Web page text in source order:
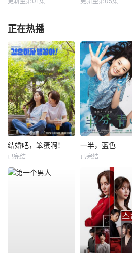
正在热播
结婚吧，笨蛋啊！
已完结
一半，蓝色
已完结